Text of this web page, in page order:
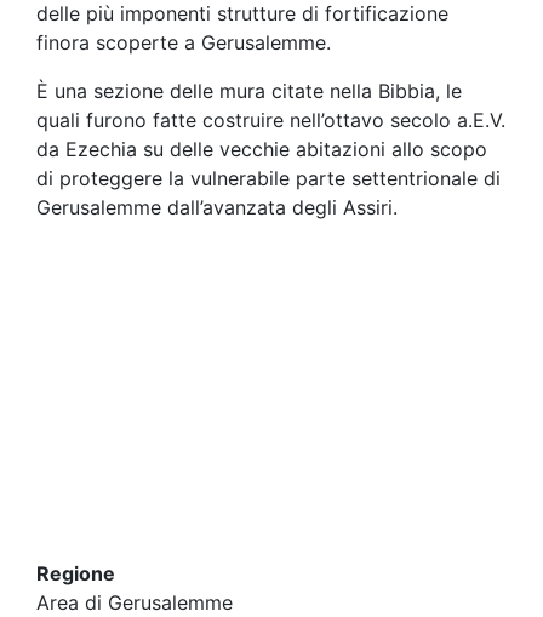
delle più imponenti strutture di fortificazione
finora scoperte a Gerusalemme.
È una sezione delle mura citate nella Bibbia, le
quali furono fatte costruire nell’ottavo secolo a.E.V.
da Ezechia su delle vecchie abitazioni allo scopo
di proteggere la vulnerabile parte settentrionale di
Gerusalemme dall’avanzata degli Assiri.
Regione
Area di Gerusalemme